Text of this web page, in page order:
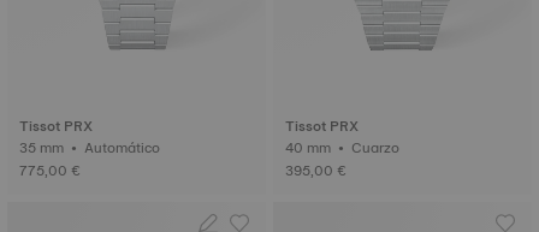
Tissot PRX
35 mm • Automático
775,00 €
Tissot PRX
40 mm • Cuarzo
395,00 €